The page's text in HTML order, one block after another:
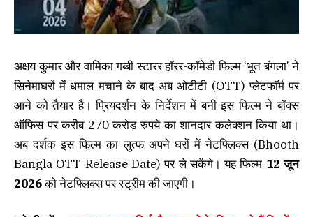
अक्षय कुमार और वामिका गब्बी स्टारर हॉरर-कॉमेडी फिल्म ‘भूत बंगला’ ने
सिनेमाघरों में धमाल मचाने के बाद अब ओटीटी (OTT) प्लेटफॉर्म पर
आने को तैयार है। प्रियदर्शन के निर्देशन में बनी इस फिल्म ने बॉक्स
ऑफिस पर करीब 270 करोड़ रुपये का शानदार कलेक्शन किया था।
अब दर्शक इस फिल्म का लुत्फ अपने घरों में नेटफ्लिक्स (Bhooth
Bangla OTT Release Date) पर ले सकेंगे। यह फिल्म 12 जून
2026को नेटफ्लिक्स पर स्ट्रीम की जाएगी।